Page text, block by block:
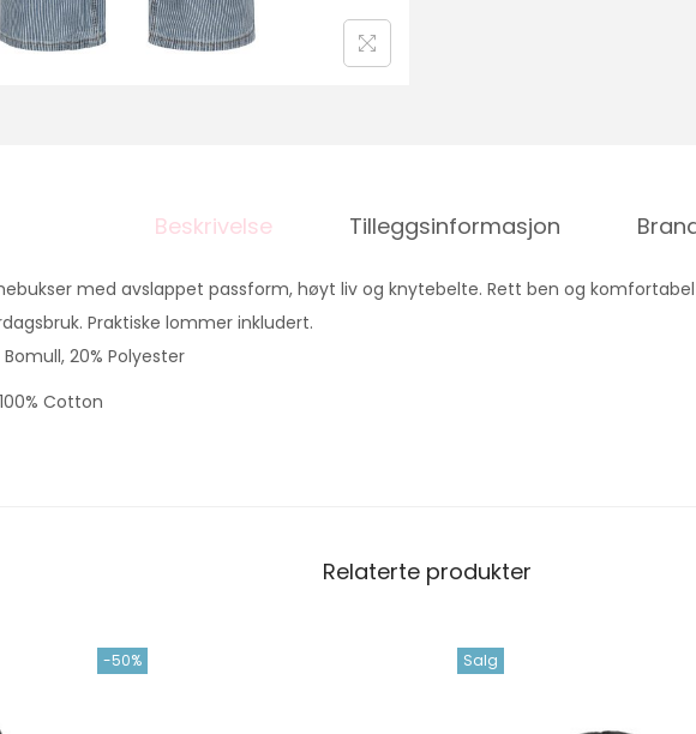
Beskrivelse Tilleggsinformasjon
med avslappet passform, høyt liv og knytebelte. Rett ben og
Praktiske lommer inkludert.
Bomull, 20% Polyester
Cotton
Relaterte produkter
-50% Salg